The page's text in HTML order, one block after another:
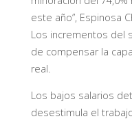
este año”, Espinosa
Los incrementos del
de compensar la
real.
Los bajos salarios
desestimula el